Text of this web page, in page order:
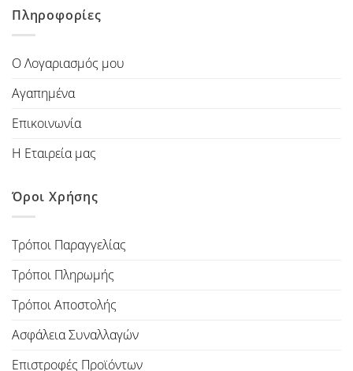
Πληροφορίες
Ο Λογαριασμός μου
Αγαπημένα
Επικοινωνία
Η Εταιρεία μας
Όροι Χρήσης
Τρόποι Παραγγελίας
Τρόποι Πληρωμής
Τρόποι Αποστολής
Ασφάλεια Συναλλαγών
Επιστροφές Προϊόντων